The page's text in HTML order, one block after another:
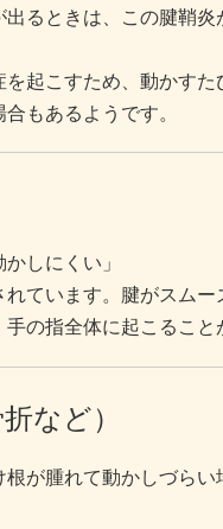
るときは、この腱鞘
起こすため、動かすた
もあるようです。
しにくい」
ています。腱がスムー
の指全体に起こること
など）
が腫れて動かしづらい